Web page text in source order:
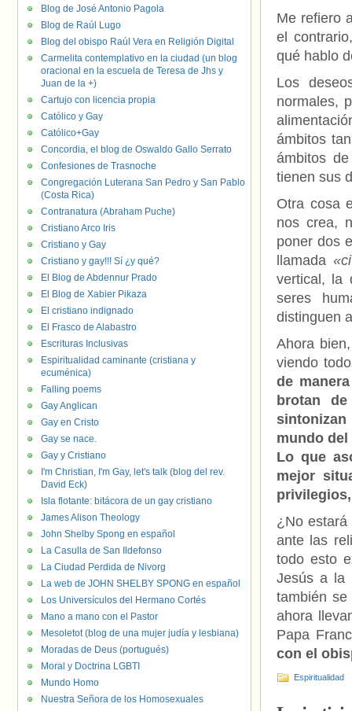
Me refiero
el
qué hablo
Los
normales,
ámbitos
ámbitos
tienen sus
Otra cosa
nos crea,
poner dos
llamada
vertical, la
seres
distinguen
Ahora
viendo
de
brotan
mundo
Lo que
mejor
¿No
ante las
todo esto
Jesús a la
también
ahora
Papa
con el
Espiritualidad
Blog de José Antonio Pagola
Blog de Raúl Lugo
Blog del obispo Raúl Vera en Religión Digital
Carmelita contemplativo en la ciudad (un blog
oracional en la escuela de Teresa de Jhs y
Juan de la +)
Cartujo con licencia propia
Católico y Gay
Católico+Gay
Concordia, el blog de Oswaldo Gallo Serrato
Confesiones de Trasnoche
Congregación Luterana San Pedro y San Pablo
(Costa Rica)
Contranatura (Abraham Puche)
Cristiano Arco Iris
Cristiano y Gay
Cristiano y gay!!! Sí ¿y qué?
El Blog de Abdennur Prado
El Blog de Xabier Pikaza
El cristiano indignado
El Frasco de Alabastro
Escrituras Inclusivas
Espiritualidad caminante (cristiana y
ecuménica)
Falling poems
Gay Anglican
Gay en Cristo
Gay se nace.
Gay y Cristiano
I'm Christian, I'm Gay, let's talk (blog del rev.
David Eck)
Isla flotante: bitácora de un gay cristiano
James Alison Theology
John Shelby Spong en español
La Casulla de San Ildefonso
La Ciudad Perdida de Nivorg
La web de JOHN SHELBY SPONG en español
Los Universículos del Hermano Cortés
Mano a mano con el Pastor
Mesoletot (blog de una mujer judía y lesbiana)
Moradas de Deus (portugués)
Moral y Doctrina LGBTI
Mundo Homo
Nuestra Señora de los Homosexuales